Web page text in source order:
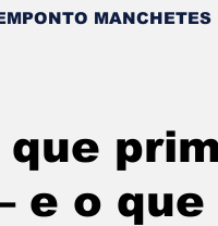
MANCHETES
do Tempo (Blog -
e o que